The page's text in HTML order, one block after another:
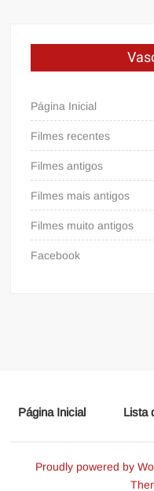
Página Inicial
Filmes recentes
Filmes antigos
Filmes mais antigos
Filmes muito antigos
Facebook
Página Inicial Lista
Proudly powered by